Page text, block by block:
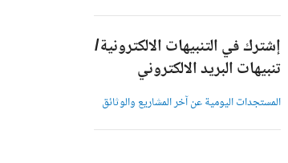
إشترك في التنبيهات الالكترونية/
تنبيهات البريد الالكتروني
المستجدات اليومية عن آخر المشاريع والوثائق